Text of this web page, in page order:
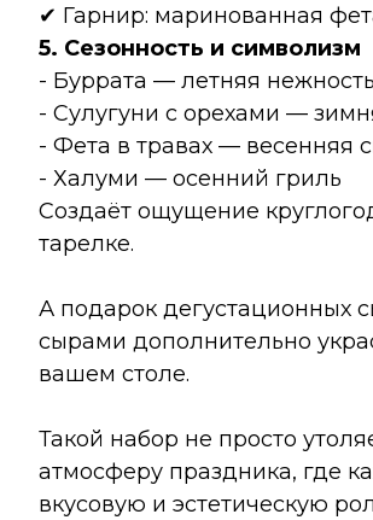
✔ Гарнир: маринованная
5. Сезонность и символизм
- Буррата — летняя нежность
- Сулугуни с орехами —
- Фета в травах — весенняя
- Халуми — осенний гриль
Создаёт ощущение
тарелке.
А подарок дегустационных
сырами дополнительно
вашем столе.
Такой набор не просто
атмосферу праздника, где
вкусовую и эстетическую